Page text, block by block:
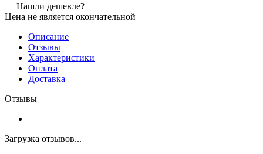
Нашли дешевле?
Цена не является окончательной
Описание
Отзывы
Характеристики
Оплата
Доставка
Отзывы
Загрузка отзывов...